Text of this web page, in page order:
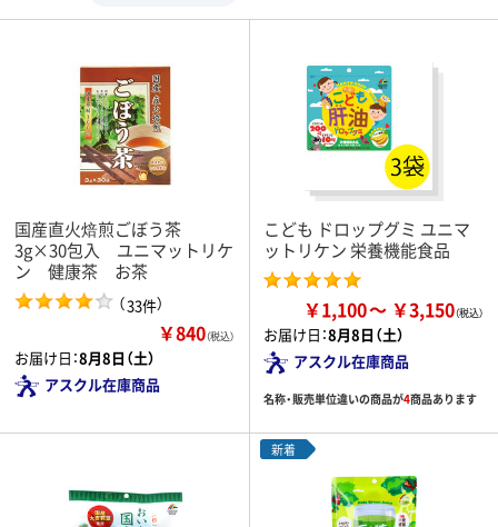
国産直火焙煎ごぼう茶
3g×30包入 ユニマットリケ
ン 健康茶 お茶
（33件）
￥840（税込）
お届け日：8月8日（土）
アスクル在庫商品
こども ドロップグミ ユニマ
ットリケン 栄養機能食品
￥1,100 ￥3,150
お届け日：8月8日（土）
アスクル在庫商品
名称・販売単位違いの商品が4商品あります
新着